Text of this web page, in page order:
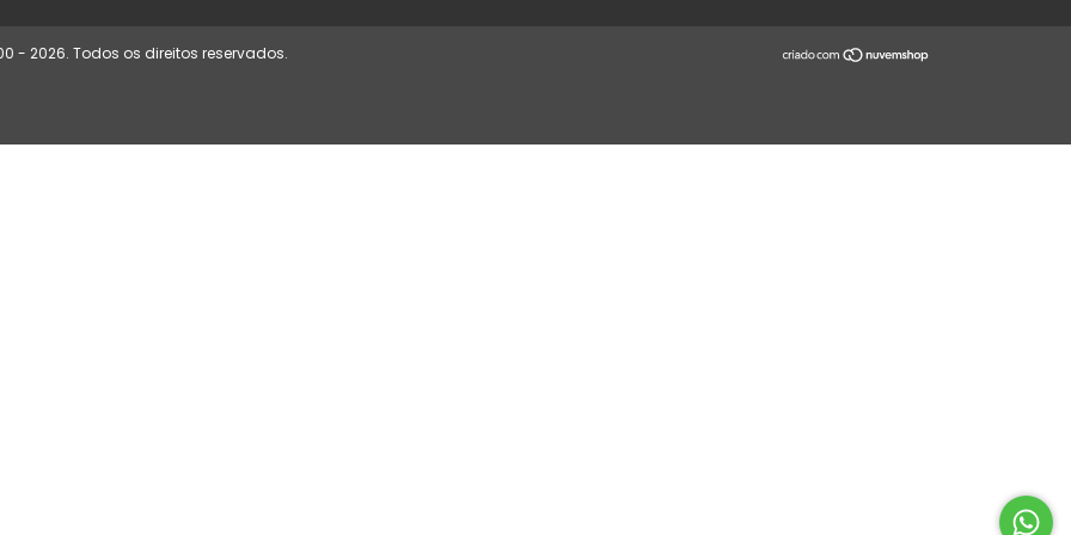
- 2026. Todos os direitos reservados.